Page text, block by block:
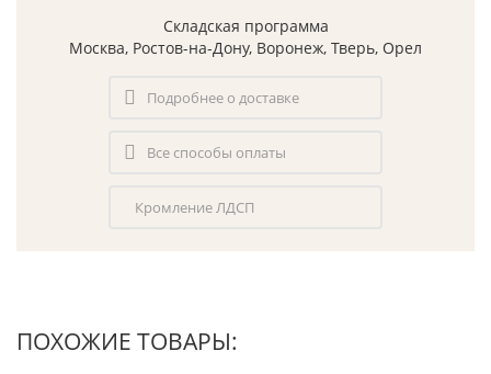
Складская программа
Москва, Ростов-на-Дону, Воронеж, Тверь, Орел
Подробнее о доставке
Все способы оплаты
Кромление ЛДСП
ПОХОЖИЕ ТОВАРЫ: